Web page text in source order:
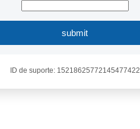
submit
ID de suporte: 15218625772145477422